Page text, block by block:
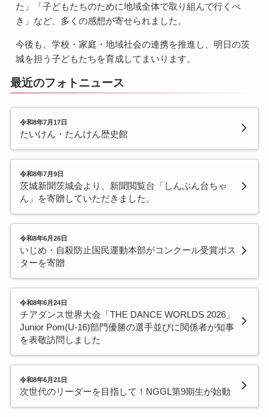
た」「子どもたちのために地域全体で取り組んで行くべ
き」など、多くの感想が寄せられました。
今後も、学校・家庭・地域社会の連携を推進し、明日の茨
城を担う子どもたちを育成してまいります。
最近のフォトニュース
令和8年7月17日
たいけん・たんけん歴史館
令和8年7月9日
茨城新聞茨城会より、新聞閲覧台「しんぶん台ちゃ
ん」を寄贈していただきました。
令和8年6月26日
いじめ・自殺防止国民運動本部がコンクール受賞ポス
ターを寄贈
令和8年6月24日
チアダンス世界大会「THE DANCE WORLDS 2026」
Junior Pom(U-16)部門優勝の選手並びに関係者が知事
を表敬訪問しました
令和8年6月21日
次世代のリーダーを目指して！NGGL第9期生が始動